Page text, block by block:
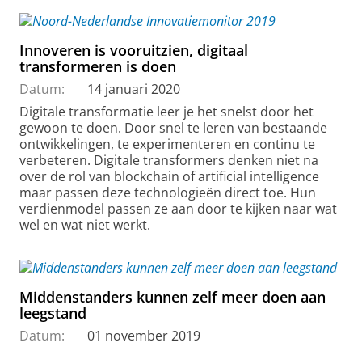
Innoveren is vooruitzien, digitaal
transformeren is doen
Datum:
14 januari 2020
Digitale transformatie leer je het snelst door het
gewoon te doen. Door snel te leren van bestaande
ontwikkelingen, te experimenteren en continu te
verbeteren. Digitale transformers denken niet na
over de rol van blockchain of artificial intelligence
maar passen deze technologieën direct toe. Hun
verdienmodel passen ze aan door te kijken naar wat
wel en wat niet werkt.
Middenstanders kunnen zelf meer doen aan
leegstand
Datum:
01 november 2019